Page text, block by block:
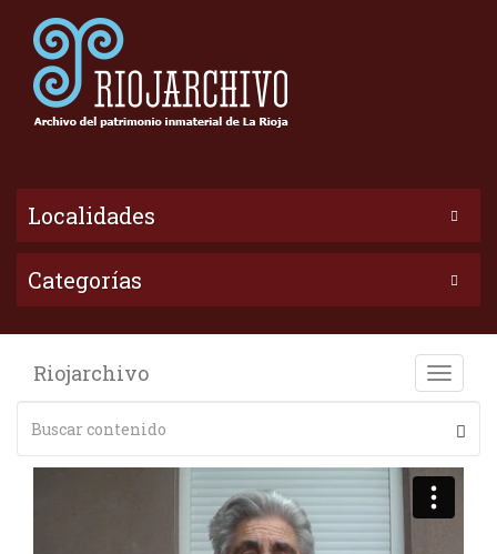
Localidades
Categorías
Toggle
Riojarchivo